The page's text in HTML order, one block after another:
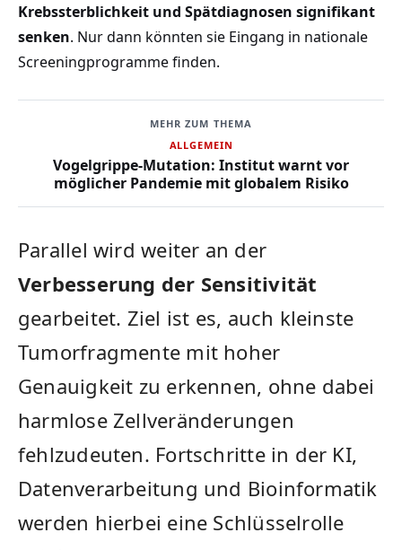
Krebssterblichkeit und Spätdiagnosen signifikant
senken. Nur dann könnten sie Eingang in nationale
Screeningprogramme finden.
MEHR ZUM THEMA
ALLGEMEIN
Vogelgrippe-Mutation: Institut warnt vor
möglicher Pandemie mit globalem Risiko
Parallel wird weiter an der
Verbesserung der Sensitivität
gearbeitet. Ziel ist es, auch kleinste
Tumorfragmente mit hoher
Genauigkeit zu erkennen, ohne dabei
harmlose Zellveränderungen
fehlzudeuten. Fortschritte in der KI,
Datenverarbeitung und Bioinformatik
werden hierbei eine Schlüsselrolle